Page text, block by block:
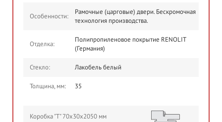
Особенности:
Рамочные (царговые) двери. Бескромочная
технология производства.
Отделка:
Полипропиленовое покрытие RENOLIT
(Германия)
Стекло: Лакобель белый
Толщина, мм: 35
Коробка "Т" 70х30х2050 мм